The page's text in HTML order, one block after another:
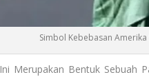
Simbol Kebebasan
Ini Merupakan Bentuk Sebuah